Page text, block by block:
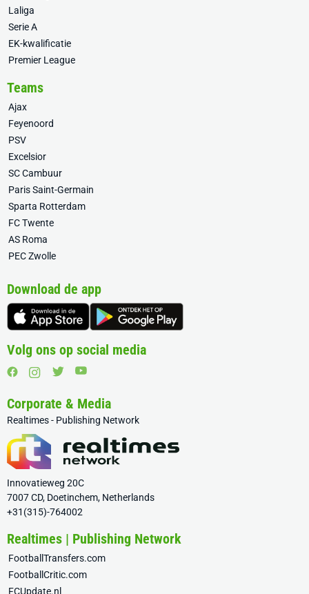
Laliga
Serie A
EK-kwalificatie
Premier League
Teams
Ajax
Feyenoord
PSV
Excelsior
SC Cambuur
Paris Saint-Germain
Sparta Rotterdam
FC Twente
AS Roma
PEC Zwolle
Download de app
Volg ons op social media
Corporate & Media
Realtimes - Publishing Network
Innovatieweg 20C
7007 CD, Doetinchem, Netherlands
+31(315)-764002
Realtimes | Publishing Network
FootballTransfers.com
FootballCritic.com
FCUpdate.nl